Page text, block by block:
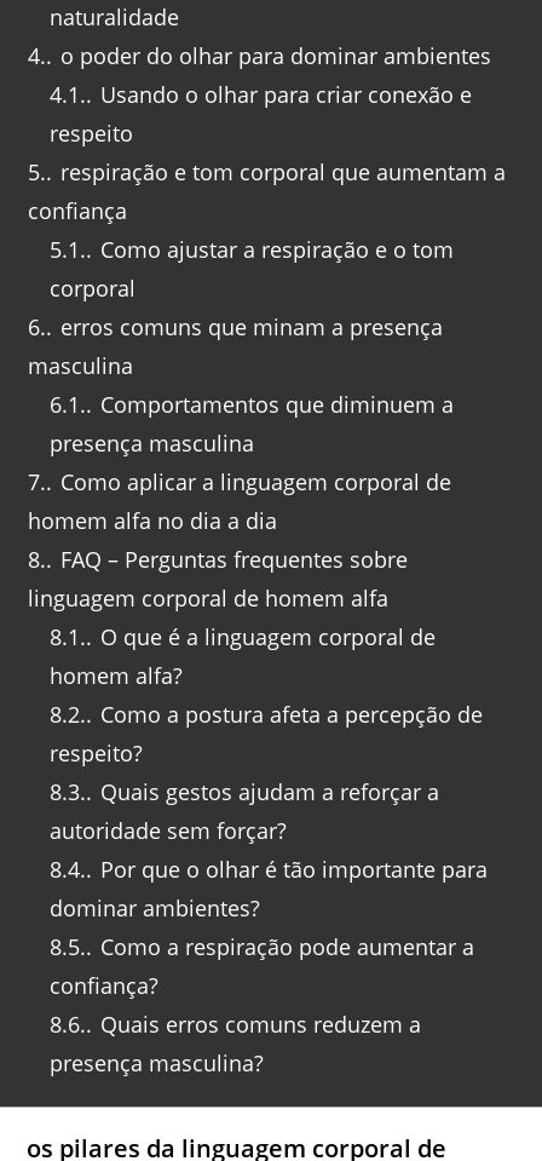
naturalidade
4. o poder do olhar para dominar ambientes
4.1. Usando o olhar para criar conexão e
respeito
5. respiração e tom corporal que aumentam a
confiança
5.1. Como ajustar a respiração e o tom
corporal
6. erros comuns que minam a presença
masculina
6.1. Comportamentos que diminuem a
presença masculina
7. Como aplicar a linguagem corporal de
homem alfa no dia a dia
8. FAQ – Perguntas frequentes sobre
linguagem corporal de homem alfa
8.1. O que é a linguagem corporal de
homem alfa?
8.2. Como a postura afeta a percepção de
respeito?
8.3. Quais gestos ajudam a reforçar a
autoridade sem forçar?
8.4. Por que o olhar é tão importante para
dominar ambientes?
8.5. Como a respiração pode aumentar a
confiança?
8.6. Quais erros comuns reduzem a
presença masculina?
os pilares da linguagem corporal de